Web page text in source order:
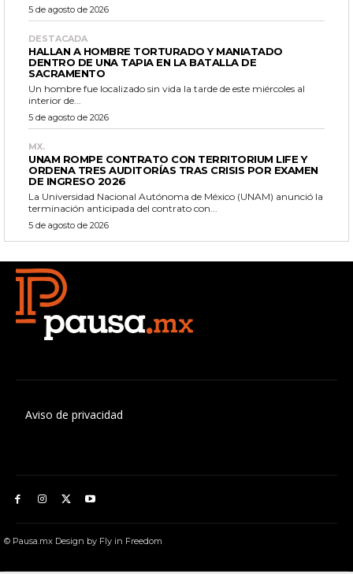
5 de agosto de 2026
DESTACADA
HALLAN A HOMBRE TORTURADO Y MANIATADO
DENTRO DE UNA TAPIA EN LA BATALLA DE
SACRAMENTO
Un hombre fue localizado sin vida la tarde de este miércoles al
interior de...
5 de agosto de 2026
MX.
UNAM ROMPE CONTRATO CON TERRITORIUM LIFE Y
ORDENA TRES AUDITORÍAS TRAS CRISIS POR EXAMEN
DE INGRESO 2026
La Universidad Nacional Autónoma de México (UNAM) anunció la
terminación anticipada del contrato con...
5 de agosto de 2026
Aviso de privacidad
© Pausa.mx Design by Fly in Freedom